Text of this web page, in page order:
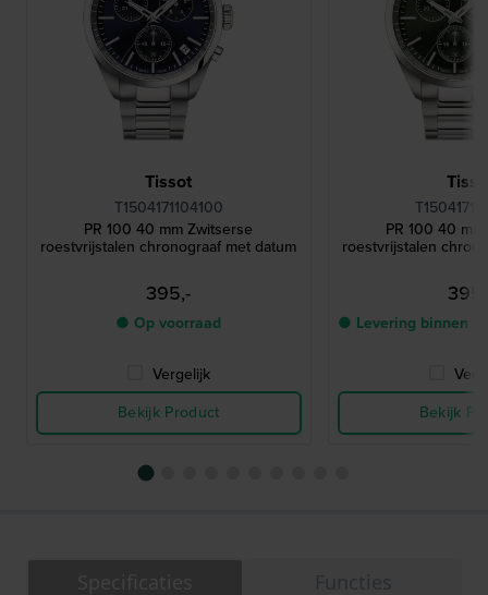
Tissot
T1504171104100
PR 100 40 mm Zwitserse
roestvrijstalen chronograaf met datum
395,-
● Op voorraad
Vergelijk
Bekijk Product
PR 100 40
roestvrijstalen
● Levering binnen
Bekijk